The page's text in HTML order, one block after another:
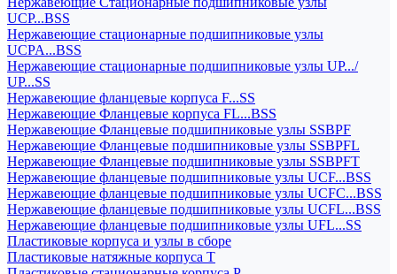
UCP...BSS
Нержавеющие стационарные подшипниковые узлы
UCPA...BSS
Нержавеющие стационарные подшипниковые узлы UP.../
UP...SS
Нержавеющие фланцевые корпуса F...SS
Нержавеющие Фланцевые корпуса FL...BSS
Нержавеющие Фланцевые подшипниковые узлы SSBPF
Нержавеющие Фланцевые подшипниковые узлы SSBPFL
Нержавеющие Фланцевые подшипниковые узлы SSBPFT
Нержавеющие фланцевые подшипниковые узлы UCF...BSS
Нержавеющие фланцевые подшипниковые узлы UCFC...BSS
Нержавеющие фланцевые подшипниковые узлы UCFL...BSS
Нержавеющие фланцевые подшипниковые узлы UFL...SS
Пластиковые корпуса и узлы в сборе
Пластиковые натяжные корпуса T